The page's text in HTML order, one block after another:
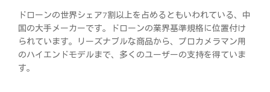
ドローンの世界シェア7割以上を占めるともいわれている、中
国の大手メーカーです。ドローンの業界基準規格に位置付け
られています。リーズナブルな商品から、プロカメラマン用
のハイエンドモデルまで、多くのユーザーの支持を得ていま
す。